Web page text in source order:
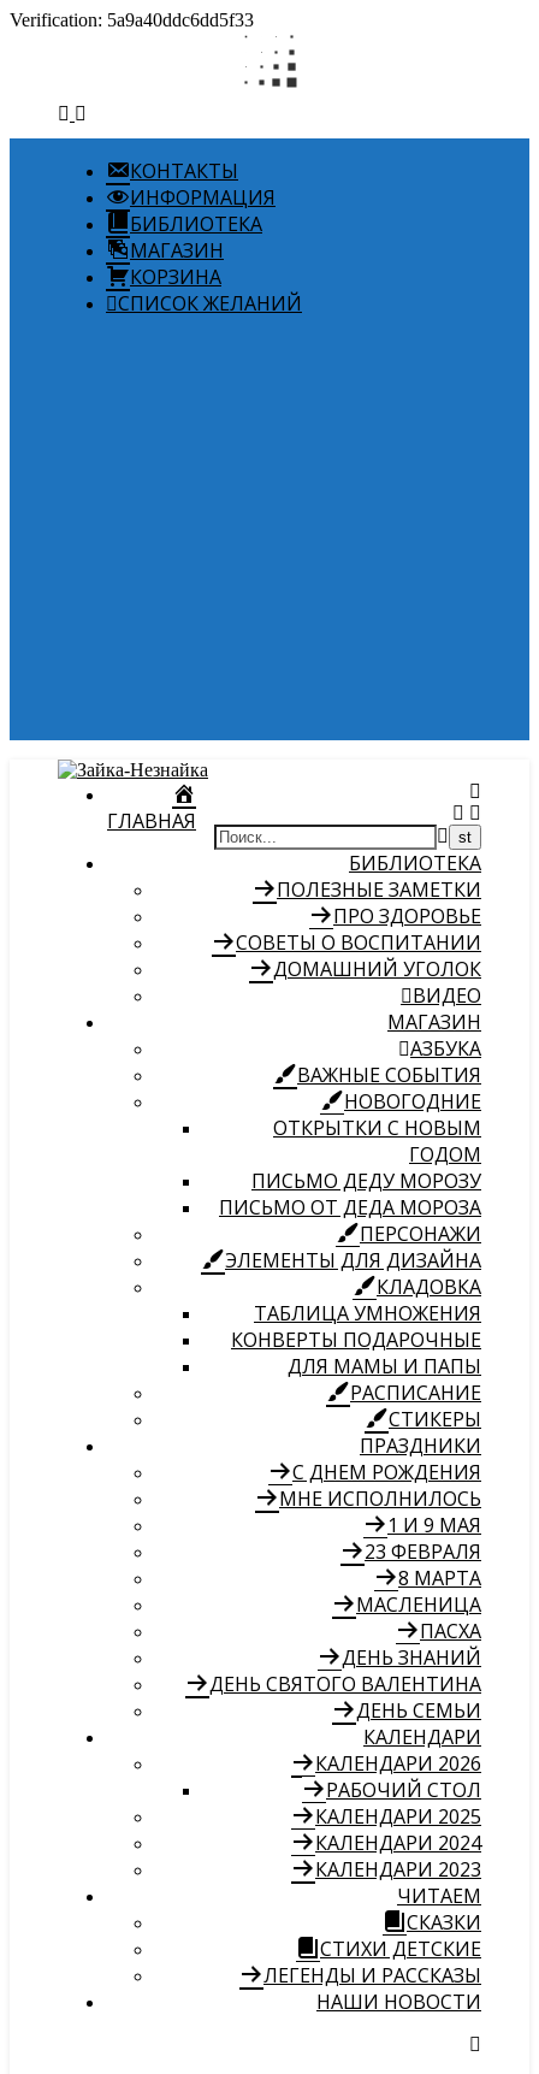
Verification: 5a9a40ddc6dd5f33
КОНТАКТЫ
ИНФОРМАЦИЯ
БИБЛИОТЕКА
МАГАЗИН
КОРЗИНА
СПИСОК ЖЕЛАНИЙ
ГЛАВНАЯ
БИБЛИОТЕКА
ПОЛЕЗНЫЕ ЗАМЕТКИ
ПРО ЗДОРОВЬЕ
СОВЕТЫ О ВОСПИТАНИИ
ДОМАШНИЙ УГОЛОК
ВИДЕО
МАГАЗИН
АЗБУКА
ВАЖНЫЕ СОБЫТИЯ
НОВОГОДНИЕ
ОТКРЫТКИ С НОВЫМ
ГОДОМ
ПИСЬМО ДЕДУ МОРОЗУ
ПИСЬМО ОТ ДЕДА МОРОЗА
ПЕРСОНАЖИ
ЭЛЕМЕНТЫ ДЛЯ ДИЗАЙНА
КЛАДОВКА
ТАБЛИЦА УМНОЖЕНИЯ
КОНВЕРТЫ ПОДАРОЧНЫЕ
ДЛЯ МАМЫ И ПАПЫ
РАСПИСАНИЕ
СТИКЕРЫ
ПРАЗДНИКИ
С ДНЕМ РОЖДЕНИЯ
МНЕ ИСПОЛНИЛОСЬ
1 И 9 МАЯ
23 ФЕВРАЛЯ
8 МАРТА
МАСЛЕНИЦА
ПАСХА
ДЕНЬ ЗНАНИЙ
ДЕНЬ СВЯТОГО ВАЛЕНТИНА
ДЕНЬ СЕМЬИ
КАЛЕНДАРИ
КАЛЕНДАРИ 2026
РАБОЧИЙ СТОЛ
КАЛЕНДАРИ 2025
КАЛЕНДАРИ 2024
КАЛЕНДАРИ 2023
ЧИТАЕМ
СКАЗКИ
СТИХИ ДЕТСКИЕ
ЛЕГЕНДЫ И РАССКАЗЫ
НАШИ НОВОСТИ